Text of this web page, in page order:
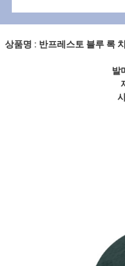
상품명 : 반프레스토 블루 록
발